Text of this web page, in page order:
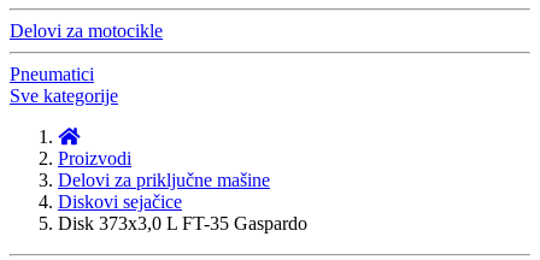
Delovi za motocikle
Pneumatici
Sve kategorije
Proizvodi
Delovi za priključne mašine
Diskovi sejačice
Disk 373x3,0 L FT-35 Gaspardo